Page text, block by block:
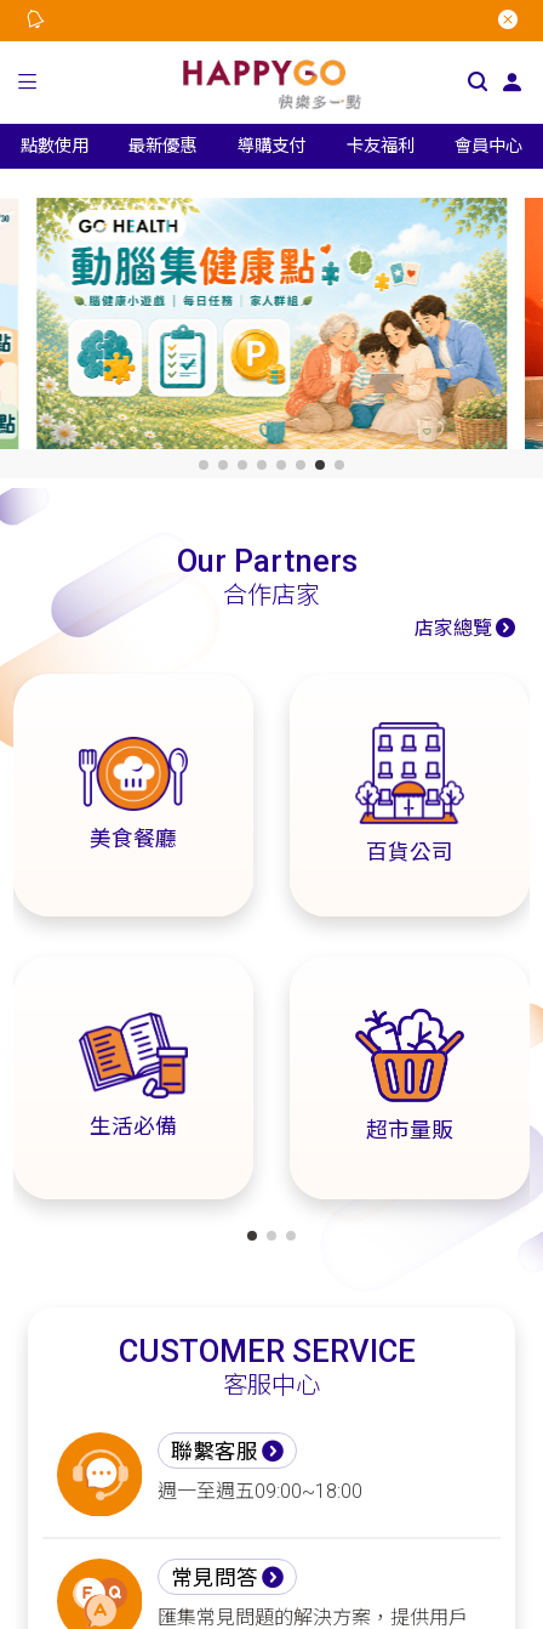
點數使用 最新優惠 導購支付 卡友福利 會員中心
Our Partners
合作店家
店家總覽
美食餐廳
生活必備
百貨公司
超市量販
CUSTOMER SERVICE
客服中心
聯繫客服
週一至週五09:00~18:00
常見問答
匯集常見問題的解決方案，提供用戶